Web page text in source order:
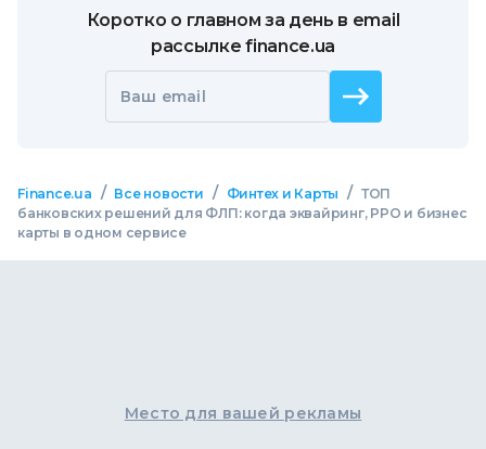
Коротко о главном за день в email
рассылке finance.ua
Ваш email
Finance.ua / Все новости / Финтех и Карты / ТОП
банковских решений для ФЛП: когда эквайринг, РРО и бизнес
карты в одном сервисе
Место для вашей рекламы